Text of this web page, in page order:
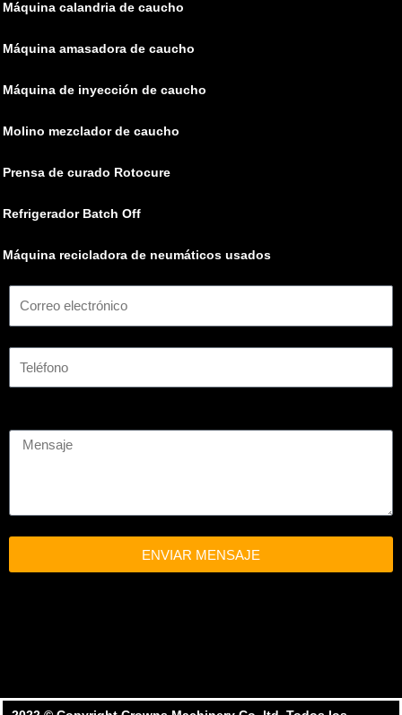
Máquina calandria de caucho
Máquina amasadora de caucho
Máquina de inyección de caucho
Molino mezclador de caucho
Prensa de curado Rotocure
Refrigerador Batch Off
Máquina recicladora de neumáticos usados
ENVIAR MENSAJE